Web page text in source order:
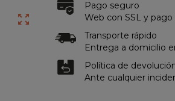

Pago seguro
Web con SSL y
Transporte rápido
Entrega a domicilio
Política de
Ante cualquier